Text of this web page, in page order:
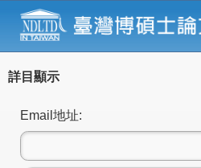
詳目顯示
Email地址: